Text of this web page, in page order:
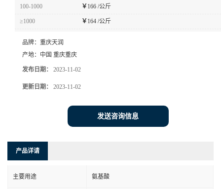
100-1000 ￥166 /公斤
≥1000 ￥164 /公斤
品牌： 重庆天润
产地： 中国 重庆重庆
发布日期： 2023-11-02
更新日期： 2023-11-02
发送咨询信息
产品详请
主要用途 氨基酸